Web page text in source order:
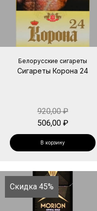
Белорусские сигареты
Сигареты Корона 24
920,00₽
506,00 ₽
В корзину
Скидка 45%